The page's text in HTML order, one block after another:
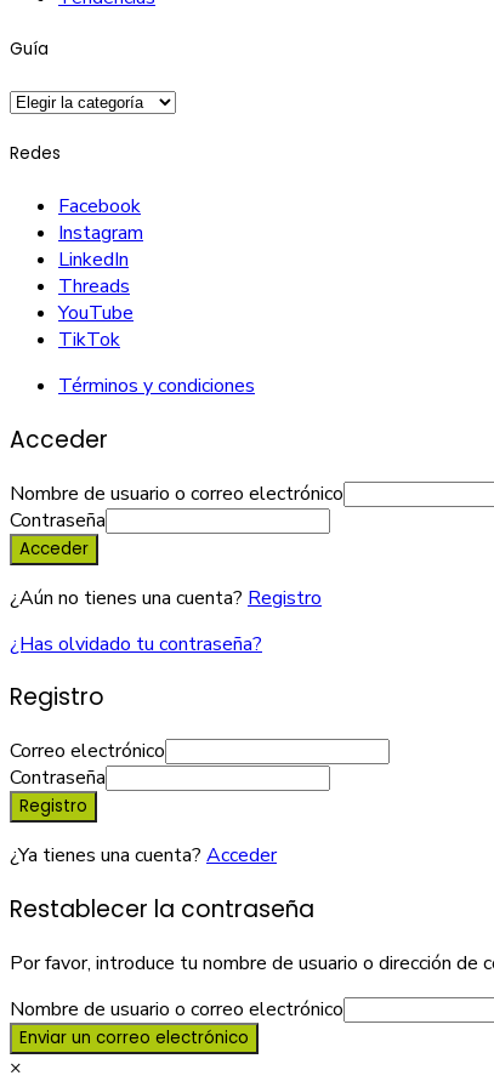
Guía
Guía
Redes
Facebook
Instagram
LinkedIn
Threads
YouTube
TikTok
Términos y condiciones
Acceder
Nombre de usuario o correo electrónico
Contraseña
Acceder
¿Aún no tienes una cuenta? Registro
¿Has olvidado tu contraseña?
Registro
Correo electrónico
Contraseña
Registro
¿Ya tienes una cuenta? Acceder
Restablecer la contraseña
Por favor, introduce tu nombre de usuario o dirección de
Nombre de usuario o correo electrónico
Enviar un correo electrónico
×